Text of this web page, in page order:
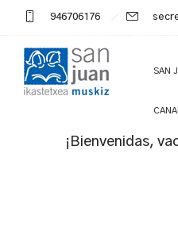
946706176
SAN
¡Bienvenidas,